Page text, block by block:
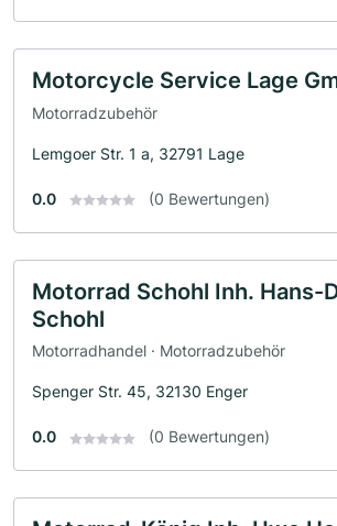
Motorcycle Service Lage
Motorradzubehör
Lemgoer Str. 1 a, 32791 Lage
0.0 (0 Bewertungen)
Motorrad Schohl Inh. Hans-
Schohl
Motorradhandel · Motorradzubehör
Spenger Str. 45, 32130 Enger
0.0 (0 Bewertungen)